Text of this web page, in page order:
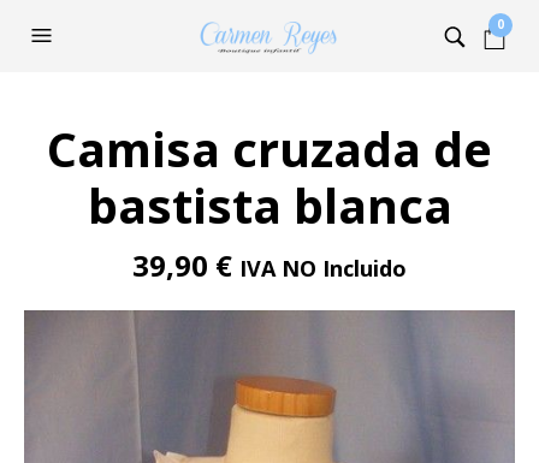
0
Camisa cruzada de
bastista blanca
39,90 € IVA NO Incluido